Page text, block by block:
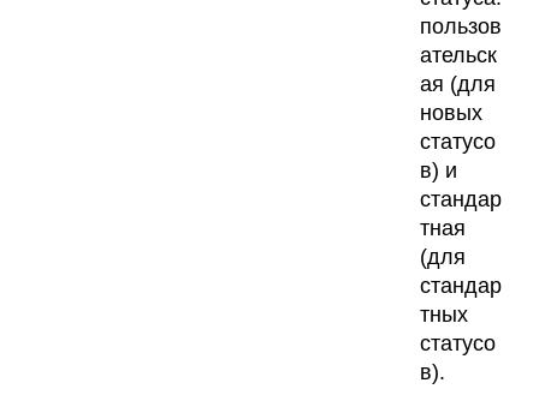
пользов
ательск
ая (для
новых
статусо
в) и
стандар
тная
(для
стандар
тных
статусо
в).